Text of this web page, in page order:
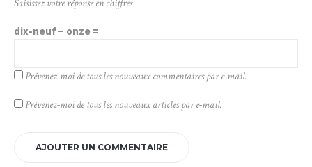
Saisissez votre réponse en chiffres
dix-neuf − onze =
Prévenez-moi de tous les nouveaux commentaires par e-mail.
Prévenez-moi de tous les nouveaux articles par e-mail.